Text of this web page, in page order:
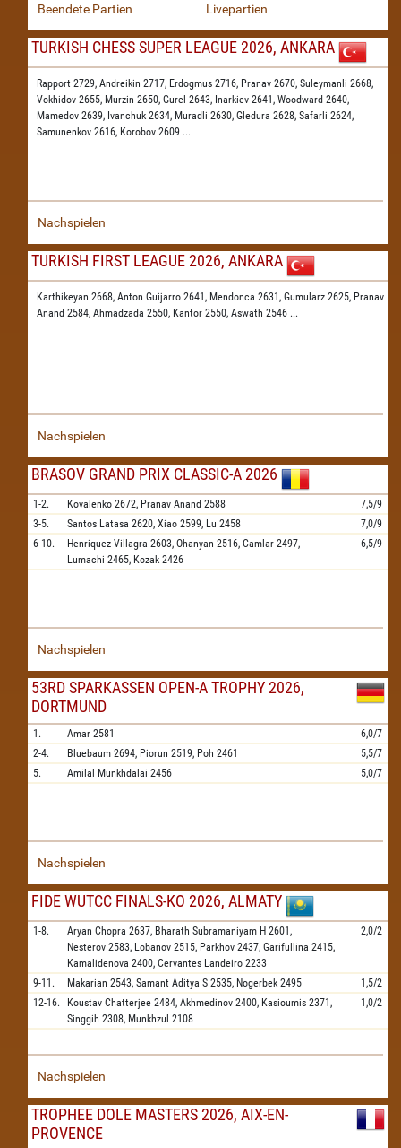
Beendete Partien Livepartien
TURKISH CHESS SUPER LEAGUE 2026, ANKARA
Rapport 2729, Andreikin 2717, Erdogmus 2716, Pranav 2670, Suleymanli 2668,
Vokhidov 2655, Murzin 2650, Gurel 2643, Inarkiev 2641, Woodward 2640,
Mamedov 2639, Ivanchuk 2634, Muradli 2630, Gledura 2628, Safarli 2624,
Samunenkov 2616, Korobov 2609 ...
Nachspielen
TURKISH FIRST LEAGUE 2026, ANKARA
Karthikeyan 2668, Anton Guijarro 2641, Mendonca 2631, Gumularz 2625, Pranav
Anand 2584, Ahmadzada 2550, Kantor 2550, Aswath 2546 ...
Nachspielen
BRASOV GRAND PRIX CLASSIC-A 2026
1-2. Kovalenko 2672, Pranav Anand 2588
7,5/9
3-5.
Santos Latasa 2620, Xiao 2599, Lu 2458
7,0/9
6-10.
Henriquez Villagra 2603, Ohanyan 2516, Camlar 2497,
Lumachi 2465, Kozak 2426
6,5/9
Nachspielen
53RD SPARKASSEN OPEN-A TROPHY 2026,
DORTMUND
1. Amar 2581
6,0/7
2-4.
Bluebaum 2694, Piorun 2519, Poh 2461
5,5/7
5.
Amilal Munkhdalai 2456 5,0/7
Nachspielen
FIDE WUTCC FINALS-KO 2026, ALMATY
1-8. Aryan Chopra 2637, Bharath Subramaniyam H 2601,
Nesterov 2583, Lobanov 2515, Parkhov 2437, Garifullina 2415,
Kamalidenova 2400, Cervantes Landeiro 2233
2,0/2
9-11. Makarian 2543, Samant Aditya S 2535, Nogerbek 2495
1,5/2
12-16.
Koustav Chatterjee 2484, Akhmedinov 2400, Kasioumis 2371,
Singgih 2308, Munkhzul 2108
1,0/2
Nachspielen
TROPHEE DOLE MASTERS 2026, AIX-EN-
PROVENCE